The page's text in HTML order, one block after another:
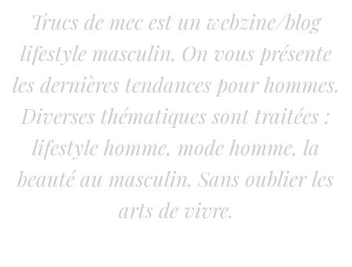
Trucs de mec est un webzine/blog
lifestyle masculin. On vous présente
les dernières tendances pour hommes.
Diverses thématiques sont traitées :
lifestyle homme, mode homme, la
beauté au masculin. Sans oublier les
arts de vivre.